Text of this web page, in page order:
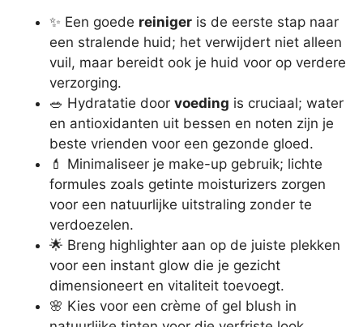
✨ Een goede reiniger is de eerste stap naar
een stralende huid; het verwijdert niet alleen
vuil, maar bereidt ook je huid voor op verdere
verzorging.
🥗 Hydratatie door voeding is cruciaal; water
en antioxidanten uit bessen en noten zijn je
beste vrienden voor een gezonde gloed.
💄 Minimaliseer je make-up gebruik; lichte
formules zoals getinte moisturizers zorgen
voor een natuurlijke uitstraling zonder te
verdoezelen.
🌟 Breng highlighter aan op de juiste plekken
voor een instant glow die je gezicht
dimensioneert en vitaliteit toevoegt.
🌸 Kies voor een crème of gel blush in